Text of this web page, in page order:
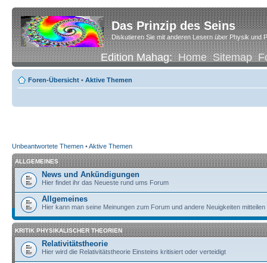
Das Prinzip des Seins
Diskutieren Sie mit anderen Lesern über Physik und
Edition Mahag:Home Sitemap
Foren-Übersicht • Aktive Themen
Unbeantwortete Themen •Aktive Themen
ALLGEMEINES
News und Ankündigungen
Hier findet ihr das Neueste rund ums Forum
Allgemeines
Hier kann man seine Meinungen zum Forum und andere Neuigkeiten mitteilen
KRITIK PHYSIKALISCHER THEORIEN
Relativitätstheorie
Hier wird die Relativitätstheorie Einsteins kritisiert oder verteidigt